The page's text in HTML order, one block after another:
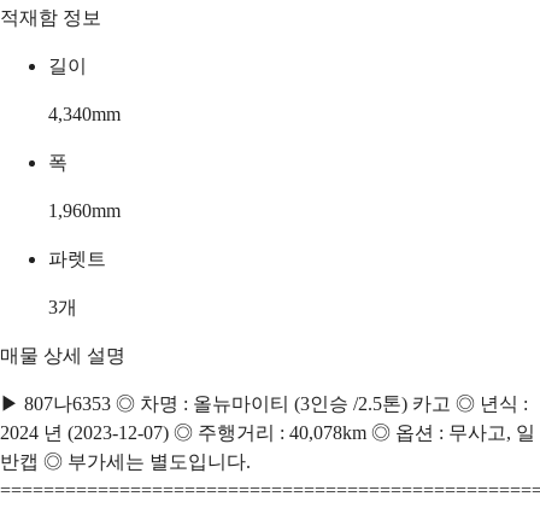
적재함 정보
길이
4,340mm
폭
1,960mm
파렛트
3개
매물 상세 설명
▶ 807나6353 ◎ 차명 : 올뉴마이티 (3인승 /2.5톤) 카고 ◎ 년식 :
2024 년 (2023-12-07) ◎ 주행거리 : 40,078km ◎ 옵션 : 무사고, 일
반캡 ◎ 부가세는 별도입니다.